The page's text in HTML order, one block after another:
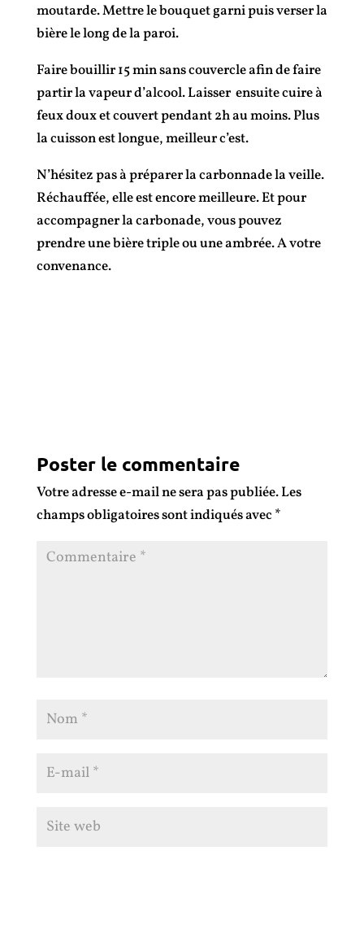
moutarde. Mettre le bouquet garni puis verser la
bière le long de la paroi.
Faire bouillir 15 min sans couvercle afin de faire
partir la vapeur d’alcool. Laisser ensuite cuire à
feux doux et couvert pendant 2h au moins. Plus
la cuisson est longue, meilleur c’est.
N’hésitez pas à préparer la carbonnade la veille.
Réchauffée, elle est encore meilleure. Et pour
accompagner la carbonade, vous pouvez
prendre une bière triple ou une ambrée. A votre
convenance.
Poster le commentaire
Votre adresse e-mail ne sera pas publiée.Les
champs obligatoires sont indiqués avec *